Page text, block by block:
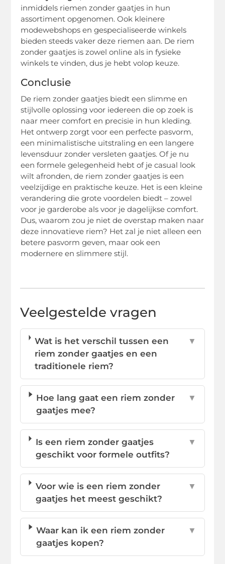
inmiddels riemen zonder gaatjes in hun
assortiment opgenomen. Ook kleinere
modewebshops en gespecialiseerde winkels
bieden steeds vaker deze riemen aan. De riem
zonder gaatjes is zowel online als in fysieke
winkels te vinden, dus je hebt volop keuze.
Conclusie
De riem zonder gaatjes biedt een slimme en
stijlvolle oplossing voor iedereen die op zoek is
naar meer comfort en precisie in hun kleding.
Het ontwerp zorgt voor een perfecte pasvorm,
een minimalistische uitstraling en een langere
levensduur zonder versleten gaatjes. Of je nu
een formele gelegenheid hebt of je casual look
wilt afronden, de riem zonder gaatjes is een
veelzijdige en praktische keuze. Het is een kleine
verandering die grote voordelen biedt – zowel
voor je garderobe als voor je dagelijkse comfort.
Dus, waarom zou je niet de overstap maken naar
deze innovatieve riem? Het zal je niet alleen een
betere pasvorm geven, maar ook een
modernere en slimmere stijl.
Veelgestelde vragen
Wat is het verschil tussen een
riem zonder gaatjes en een
traditionele riem?
▼
Hoe lang gaat een riem zonder
gaatjes mee?
▼
Is een riem zonder gaatjes
geschikt voor formele outfits?
▼
Voor wie is een riem zonder
gaatjes het meest geschikt?
▼
Waar kan ik een riem zonder
gaatjes kopen?
▼